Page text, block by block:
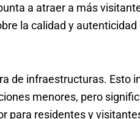
a atraer a más
la calidad y
de infraestructuras. Esto
menores, pero
para residentes y